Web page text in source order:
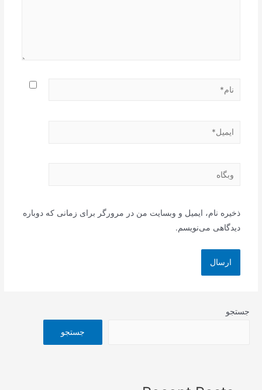
نام*
ایمیل*
وبگاه
ذخیره نام، ایمیل و وبسایت من در مرورگر برای زمانی که دوباره
دیدگاهی می‌نویسم.
جستجو
جستجو